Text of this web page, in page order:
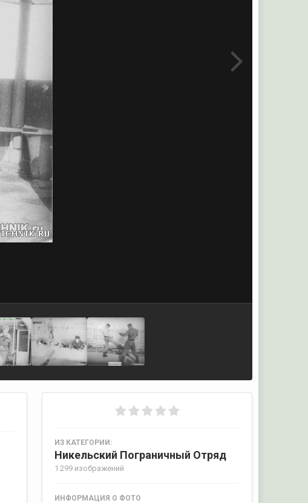
ИЗ КАТЕГОРИИ:
Никельский Пограничный Отряд ·
1 299 изображений
ИНФОРМАЦИЯ О ФОТО